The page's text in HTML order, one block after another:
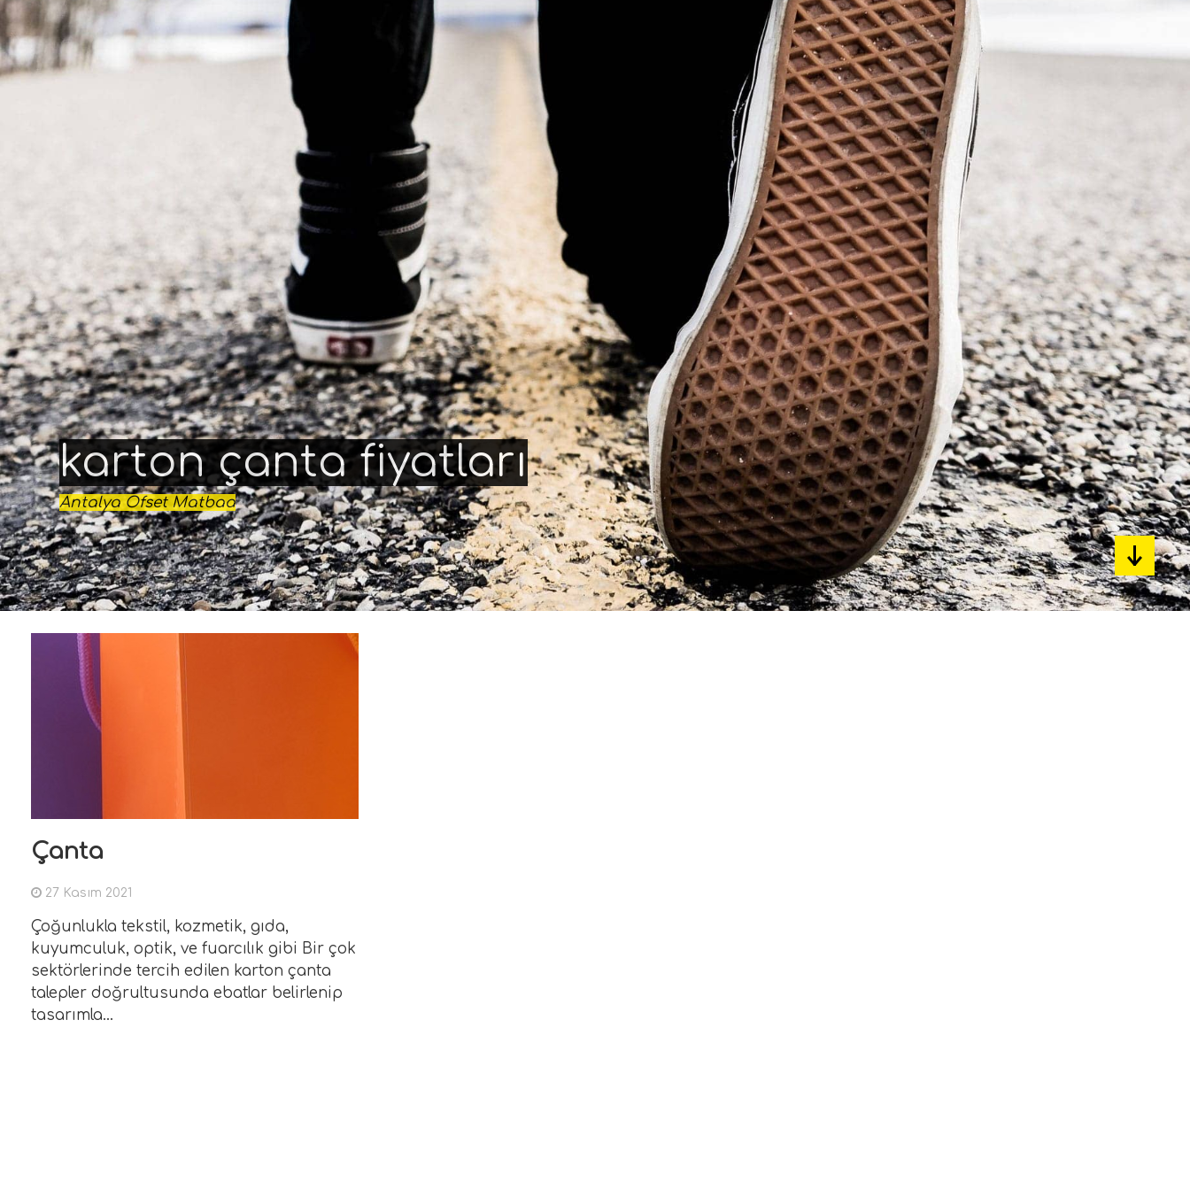
karton çanta fiyatları
Antalya Ofset Matbaa
Çanta
27 Kasım 2021
Çoğunlukla tekstil, kozmetik, gıda,
kuyumculuk, optik, ve fuarcılık gibi Bir çok
sektörlerinde tercih edilen karton çanta
talepler doğrultusunda ebatlar belirlenip
tasarımla...
baskıya" tüm aşamalarını uygulamak ve
takip etmek amacıyla,